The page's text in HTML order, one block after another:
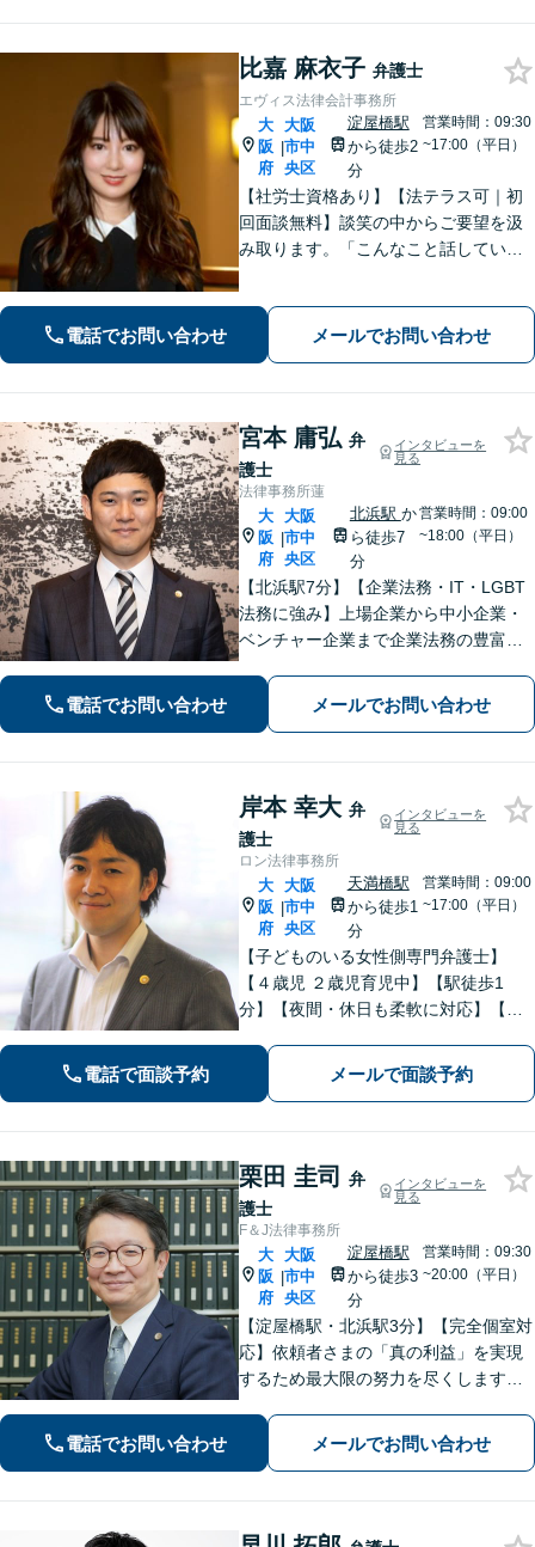
比嘉 麻衣子 弁護士
エヴィス法律会計事務所
大
阪
府
|
大阪
市中
央区
淀屋橋駅
から徒歩2
分
営業時間：09:30
~17:00（平日）
【社労士資格あり】【法テラス可｜初
回面談無料】談笑の中からご要望を汲
み取ります。「こんなこと話していい
離婚・労働問題など。あなたの想いに
寄り添い、最適な解決を目指します
電話でお問い合わせ メールでお問い合わせ
宮本 庸弘 弁
護士
インタビューを
見る
法律事務所蓮
大
阪
府
|
大阪
市中
央区
北浜駅 か
ら徒歩7
分
営業時間：09:00
~18:00（平日）
【北浜駅7分】【企業法務・IT・LGBT
法務に強み】上場企業から中小企業・
ベンチャー企業まで企業法務の豊富な
BT法務にも精通。【休日・夜間相談
可】専門的知見から次の一歩を迅速に
電話でお問い合わせ メールでお問い合わせ
岸本 幸大 弁
護士
インタビューを
見る
ロン法律事務所
大
阪
府
|
大阪
市中
央区
天満橋駅
から徒歩1
分
営業時間：09:00
~17:00（平日）
【子どものいる女性側専門弁護士】
【４歳児 ２歳児育児中】【駅徒歩1
分】【夜間・休日も柔軟に対応】【出
電話で面談予約 メールで面談予約
栗田 圭司
弁
護士
インタビューを
見る
F＆J法律事務所
大
阪
府
|
大阪
市中
央区
淀屋橋駅
から徒歩3
分
営業時間：09:30
~20:00（平日）
【淀屋橋駅・北浜駅3分】【完全個室対
応】依頼者さまの「真の利益」を実現
するため最大限の努力を尽くします。
応！裁判官から「粘り強い」と評価さ
れた交渉力が強み「表現できない不満
電話でお問い合わせ メールでお問い合わせ